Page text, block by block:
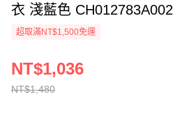
衣 淺藍色 CH012783A002
超取滿NT$1,500免運
NT$1,480
NT$1,036